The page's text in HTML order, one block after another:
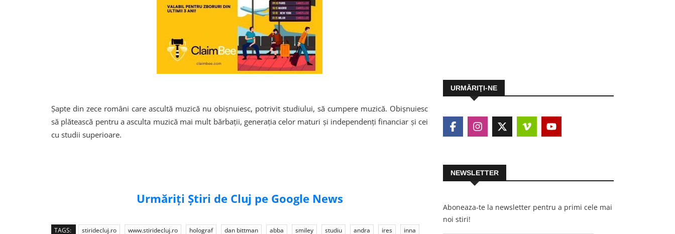
Şapte din zece români care ascultă muzică nu obişnuiesc, potrivit studiului, să cumpere muzică. Obişnuiesc
să plătească pentru a asculta muzică mai mult bărbaţii, generaţia celor maturi şi independenţi financiar şi cei
cu studii superioare.
Urmăriți Știri de Cluj pe Google News
TAGS: stiridecluj.ro www.stiridecluj.ro holograf dan bittman abba smiley studiu andra ires
inna
URMĂRIŢI-NE
NEWSLETTER
Aboneaza-te la newsletter pentru a primi cele mai
noi stiri!